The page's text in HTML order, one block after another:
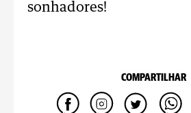
sonhadores!
COMPARTILHAR